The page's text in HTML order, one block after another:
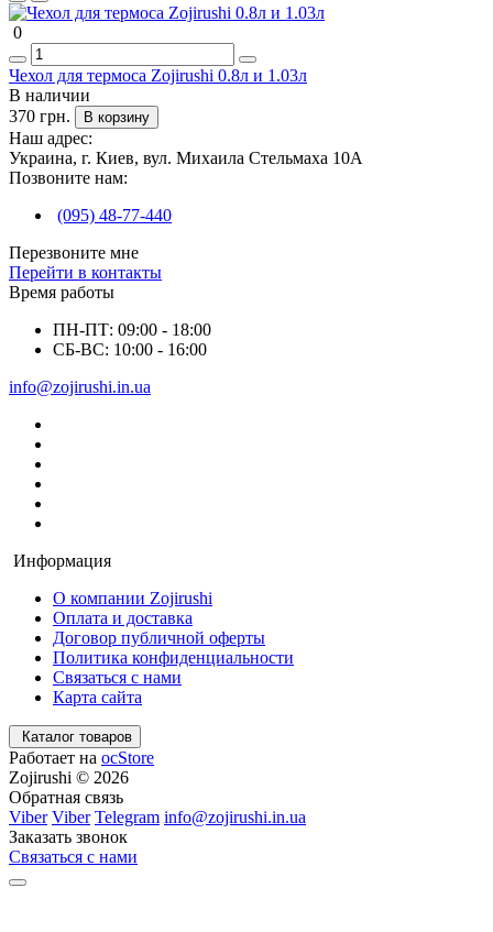
0
Чехол для термоса Zojirushi 0.8л и 1.03л
В наличии
370 грн.
В корзину
Наш адрес:
Украина, г. Киев, вул. Михаила Стельмаха 10А
Позвоните нам:
(095) 48-77-440
Перезвоните мне
Перейти в контакты
Время работы
ПН-ПТ: 09:00 - 18:00
СБ-ВС: 10:00 - 16:00
info@zojirushi.in.ua
Информация
О компании Zojirushi
Оплата и доставка
Договор публичной оферты
Политика конфиденциальности
Связаться с нами
Карта сайта
Каталог товаров
Работает на ocStore
Zojirushi © 2026
Обратная связь
Viber Viber Telegram info@zojirushi.in.ua
Заказать звонок
Связаться с нами